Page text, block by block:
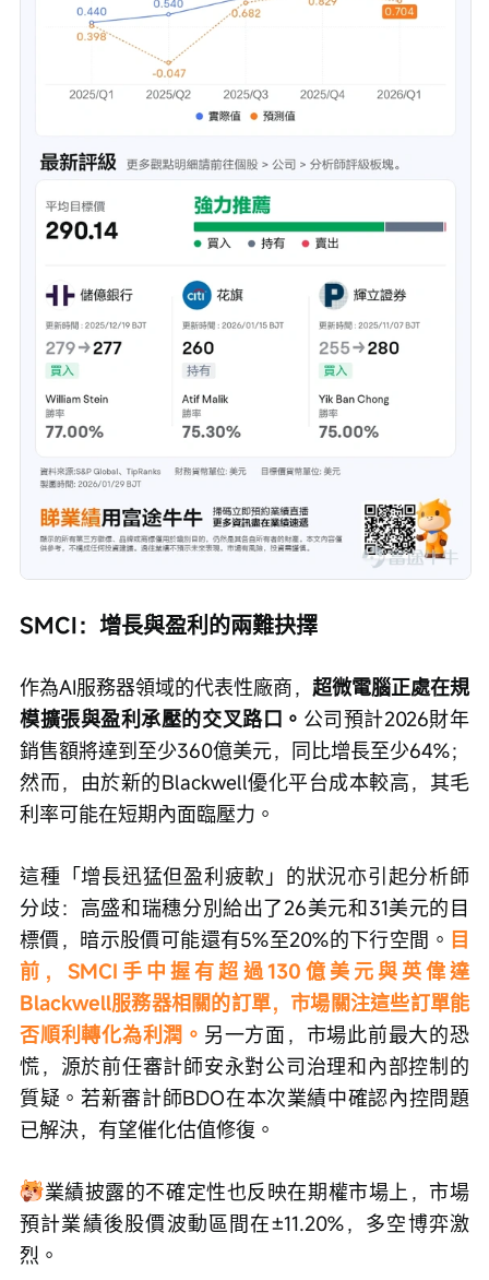
SMCI：增長與盈利的兩難抉擇
作為AI服務器領域的代表性廠商， 超微電腦正處在規
模擴張與盈利承壓的交叉路口。 公司預計2026財年
銷售額將達到至少360億美元，同比增長至少64%；
然而，由於新的Blackwell優化平台成本較高，其毛
利率可能在短期內面臨壓力。
這種「增長迅猛但盈利疲軟」的狀況亦引起分析師
分歧：高盛和瑞穗分別給出了26美元和31美元的目
標價，暗示股價可能還有5%至20%的下行空間。 目
前，SMCI手中握有超過130億美元與英偉達
Blackwell服務器相關的訂單，市場關注這些訂單能
否順利轉化為利潤。 另一方面，市場此前最大的恐
慌，源於前任審計師安永對公司治理和內部控制的
質疑。若新審計師BDO在本次業績中確認內控問題
已解決，有望催化估值修復。
業績披露的不確定性也反映在期權市場上，市場
預計業績後股價波動區間在±11.20%，多空博弈激
烈。